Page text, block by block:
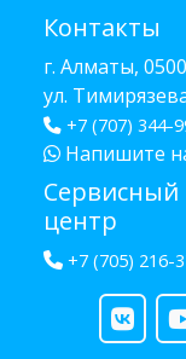
Контакты
г. Алматы,
ул.
+7 (707) 344-
Напишите
Сервисный
центр
+7 (705) 216-